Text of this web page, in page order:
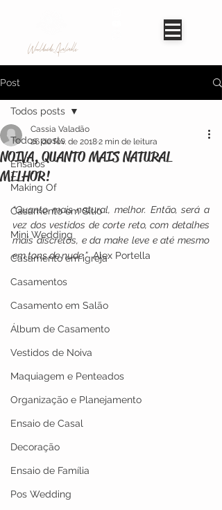
Worldwide Avaliable
Post
Todos posts
Ensaios
Making Of
Casamento em Sítio
Mini Wedding
Casamento em igreja
Casamentos
Casamento em Salão
Álbum de Casamento
Vestidos de Noiva
Maquiagem e Penteados
Organização e Planejamento
Ensaio de Casal
Decoração
Ensaio de Família
Pos Wedding
Todos posts
NOIVA, QUANTO MAIS NATURAL
MELHOR!
Cassia Valadão
26 de fev. de 20182 min de leitura
“Quanto mais natural, melhor. Então, será a
vez dos vestidos de corte reto, com detalhes
mais discretos, e da make leve e até mesmo
em tons de nude.”
  Alex Portella